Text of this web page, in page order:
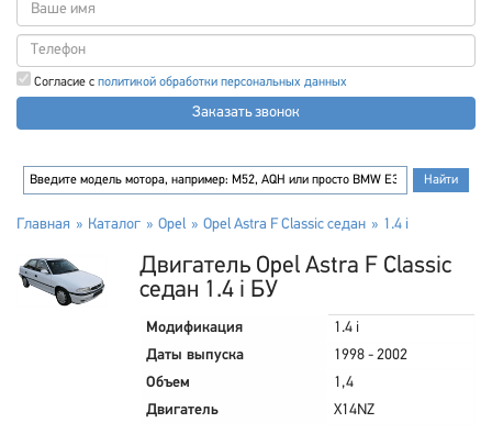
Согласие с политикой обработки персональных данных
Заказать звонок
Главная Каталог Opel Opel Astra F Classic седан 1.4 i
Двигатель Opel Astra F Classic
седан 1.4 i БУ
Модификация
1.4 i
Даты выпуска
1998 - 2002
Объем
1,4
Двигатель
X14NZ